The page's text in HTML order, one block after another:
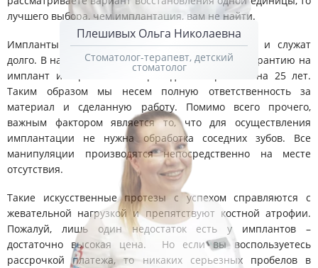
Плешивых Ольга Николаевна
Стоматолог-терапевт, детский
стоматолог
лучшего выбора, чем имплантация, вам не найти.
Импланты неотличимы от естественных зубов и служат
долго. В нашей клинике мы даем пожизненную гарантию на
имплант и гарантию на проведенные работы на 25 лет.
Таким образом мы несем полную ответственность за
материал и сделанную работу. Помимо всего прочего,
важным фактором является то, что для осуществления
имплантации не нужна обработка соседних зубов. Все
манипуляции производятся непосредственно на месте
отсутствия.
Такие искусственные протезы с успехом справляются с
жевательной нагрузкой и препятствуют костной атрофии.
Пожалуй, лишь один недостаток есть у имплантов –
достаточно высокая цена. Но если вы воспользуетесь
рассрочкой платежа, то никаких серьезных пробелов в